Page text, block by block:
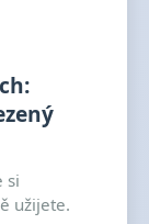
si
užijete.